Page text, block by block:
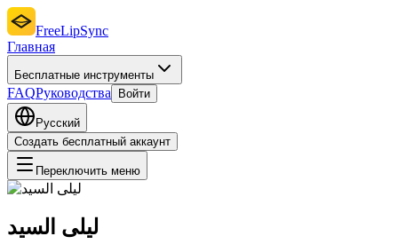
FreeLipSync
Главная
Бесплатные инструменты
FAQРуководства Войти
Русский
Создать бесплатный аккаунт
Переключить меню
ليلى السيد